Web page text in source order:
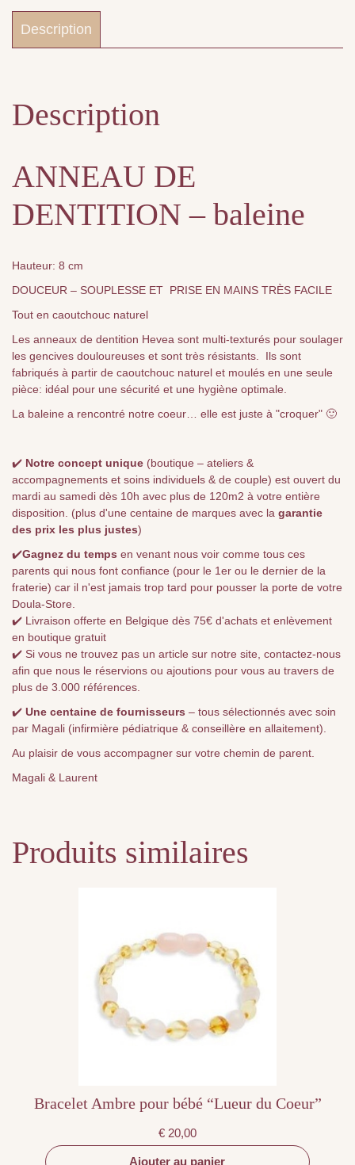
Description
Description
ANNEAU DE
DENTITION – baleine
Hauteur: 8 cm
DOUCEUR – SOUPLESSE ET PRISE EN MAINS TRÈS FACILE
Tout en caoutchouc naturel
Les anneaux de dentition Hevea sont multi-texturés pour soulager
les gencives douloureuses et sont très résistants. Ils sont
fabriqués à partir de caoutchouc naturel et moulés en une seule
pièce: idéal pour une sécurité et une hygiène optimale.
La baleine a rencontré notre coeur… elle est juste à "croquer" 🙂
✔️ Notre concept unique (boutique – ateliers &
accompagnements et soins individuels & de couple) est ouvert du
mardi au samedi dès 10h avec plus de 120m2 à votre entière
disposition. (plus d'une centaine de marques avec la garantie
des prix les plus justes)
✔️Gagnez du temps en venant nous voir comme tous ces
parents qui nous font confiance (pour le 1er ou le dernier de la
fraterie) car il n'est jamais trop tard pour pousser la porte de votre
Doula-Store.
✔️ Livraison offerte en Belgique dès 75€ d'achats et enlèvement
en boutique gratuit
✔️ Si vous ne trouvez pas un article sur notre site, contactez-nous
afin que nous le réservions ou ajoutions pour vous au travers de
plus de 3.000 références.
✔️ Une centaine de fournisseurs – tous sélectionnés avec soin
par Magali (infirmière pédiatrique & conseillère en allaitement).
Au plaisir de vous accompagner sur votre chemin de parent.
Magali & Laurent
Produits similaires
Bracelet Ambre pour bébé “Lueur du Coeur”
€ 20,00
Ajouter au panier